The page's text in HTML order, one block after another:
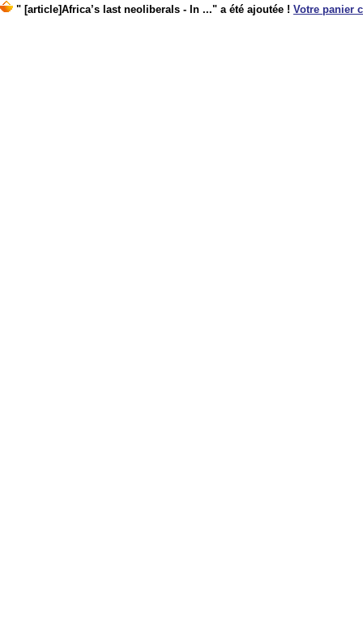
" [article]Africa’s last neoliberals - In ..." a été ajoutée ! Votre panier